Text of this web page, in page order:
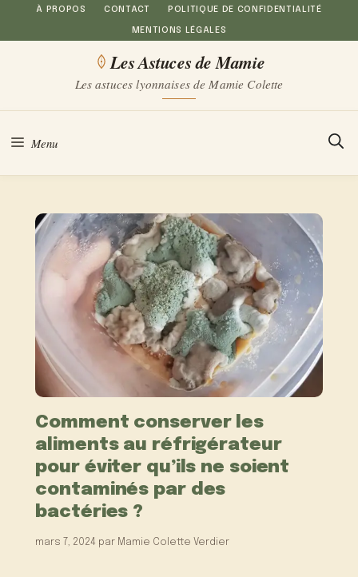
Aller
au
À PROPOS CONTACT POLITIQUE DE CONFIDENTIALITÉ
MENTIONS LÉGALES
Les Astuces de Mamie
Les astuces lyonnaises de Mamie Colette
Menu
Comment conserver les
aliments au réfrigérateur
pour éviter qu’ils ne soient
contaminés par des
bactéries ?
mars 7, 2024 par Mamie Colette Verdier